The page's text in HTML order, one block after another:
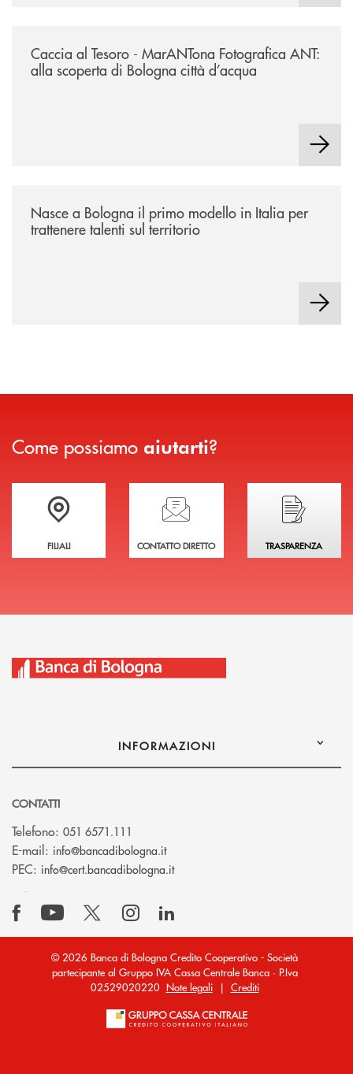
Caccia al Tesoro - MarANTona Fotografica ANT:
alla scoperta di Bologna città d’acqua
Nasce a Bologna il primo modello in Italia per
trattenere talenti sul territorio
Come possiamo aiutarti?
Trova la filiale più vicina a te
FILIALI
Hai bisogno di assistenza immediata?
CONTATTO DIRETTO
Hai bisogno di
TRASPARENZA
INFORMAZIONI
CONTATTI
Telefono: 051 6571.111
E-mail: info@bancadibologna.it(si apre l’app di posta elettronica)
PEC: info@cert.bancadibologna.it(si apre l’app di posta
© 2026 Banca di Bologna Credito Cooperativo - Società
partecipante al Gruppo IVA Cassa Centrale Banca · P.Iva
02529020220 Note legali| Crediti